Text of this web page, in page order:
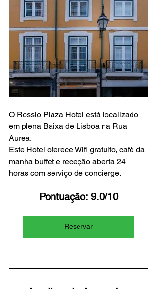
O Rossio Plaza Hotel está localizado
em plena Baixa de Lisboa na Rua
Aurea.
Este Hotel oferece Wifi gratuito, café da
manha buffet e receção aberta 24
horas com serviço de concierge.
Pontuação: 9.0/10
Reservar